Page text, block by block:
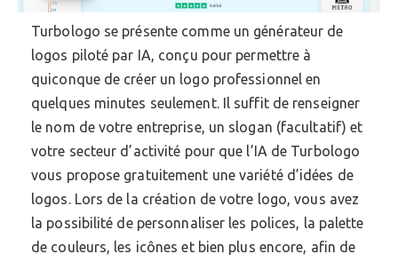
Turbologo se présente comme un générateur de
logos piloté par IA, conçu pour permettre à
quiconque de créer un logo professionnel en
quelques minutes seulement. Il suffit de renseigner
le nom de votre entreprise, un slogan (facultatif) et
votre secteur d’activité pour que l’IA de Turbologo
vous propose gratuitement une variété d’idées de
logos. Lors de la création de votre logo, vous avez
la possibilité de personnaliser les polices, la palette
de couleurs, les icônes et bien plus encore, afin de